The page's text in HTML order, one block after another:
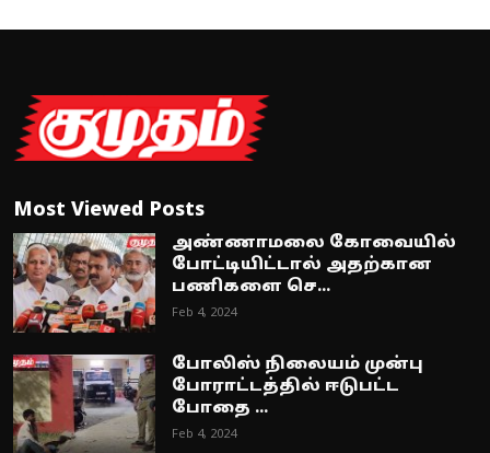
Most Viewed Posts
அண்ணாமலை கோவையில்
போட்டியிட்டால் அதற்கான
பணிகளை செ...
Feb 4, 2024
போலிஸ் நிலையம் முன்பு
போராட்டத்தில் ஈடுபட்ட
போதை ...
Feb 4, 2024